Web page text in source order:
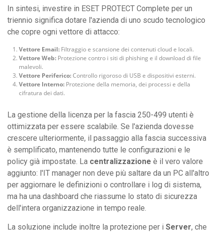
In sintesi, investire in ESET PROTECT Complete per un
triennio significa dotare l'azienda di uno scudo tecnologico
che copre ogni vettore di attacco:
Vettore Email: Filtraggio e scansione dei contenuti cloud e locali.
Vettore Web: Protezione contro i siti di phishing e il download di file
malevoli.
Vettore Periferico:Controllo rigoroso di USB e dispositivi esterni.
Vettore Interno: Protezione della memoria, dei processi e della
cifratura dei dati.
La gestione della licenza per la fascia 250-499 utenti è
ottimizzata per essere scalabile. Se l'azienda dovesse
crescere ulteriormente, il passaggio alla fascia successiva
è semplificato, mantenendo tutte le configurazioni e le
policy già impostate. La centralizzazione è il vero valore
aggiunto: l'IT manager non deve più saltare da un PC all'altro
per aggiornare le definizioni o controllare i log di sistema,
ma ha una dashboard che riassume lo stato di sicurezza
dell'intera organizzazione in tempo reale.
La soluzione include inoltre la protezione per i Server, che